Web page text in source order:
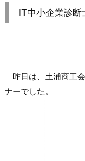
IT中小企業診断
昨日は、土浦商工
ナーでした。